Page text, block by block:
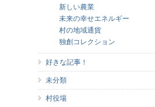
新しい農業
未来の幸せエネルギー
村の地域通貨
独創コレクション
好きな記事！
未分類
村役場